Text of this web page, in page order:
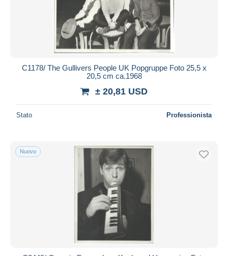
C1178/ The Gullivers People UK Popgruppe Foto 25,5 x
20,5 cm ca.1968
± 20,81 USD
Stato Professionista
Nuovo